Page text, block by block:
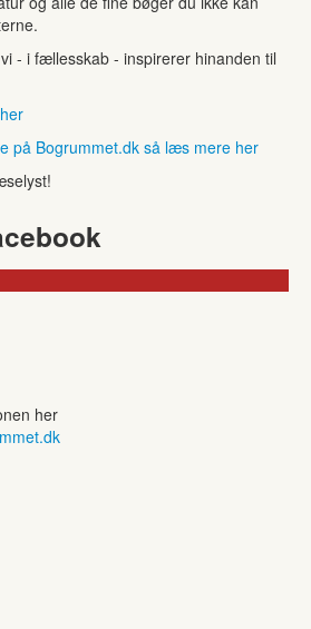
- i fællesskab - inspirerer hinanden til
på Bogrummet.dk så læs mere her
her